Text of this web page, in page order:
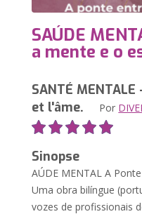
SAÚDE
a mente e o
SANTÉ
et l'âme. Por
Sinopse
AÚDE MENTAL A
Uma obra bilíngue
vozes de profissionais